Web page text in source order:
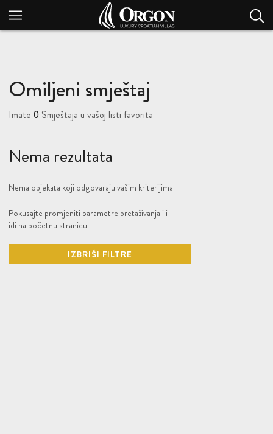
Omiljeni smještaj
Imate 0 Smještaja u vašoj listi favorita
Nema rezultata
Nema objekata koji odgovaraju vašim kriterijima
Pokusajte promjeniti parametre pretaživanja ili
idi na početnu stranicu
IZBRIŠI FILTRE